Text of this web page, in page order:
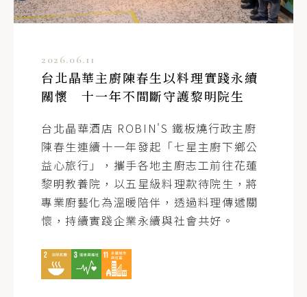
2026.06.11
台北晶華主廚陳春生以料理實踐永續
關懷 十一年不間斷守護黎明院生
台北晶華酒店 ROBIN'S 鐵板燒行政主廚
陳春生連續十一年發起「七星主廚下鄉公
益心旅行」，攜手各地主廚志工前往花蓮
黎明教養院，以五星級料理款待院生，將
專業廚藝化為溫暖陪伴，透過料理傳遞關
懷，持續實踐企業永續與社會共好。